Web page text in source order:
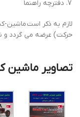
دفترچه راهنما
حرکت) عرضه می گردد و
تصاویر ماشین کنترلی